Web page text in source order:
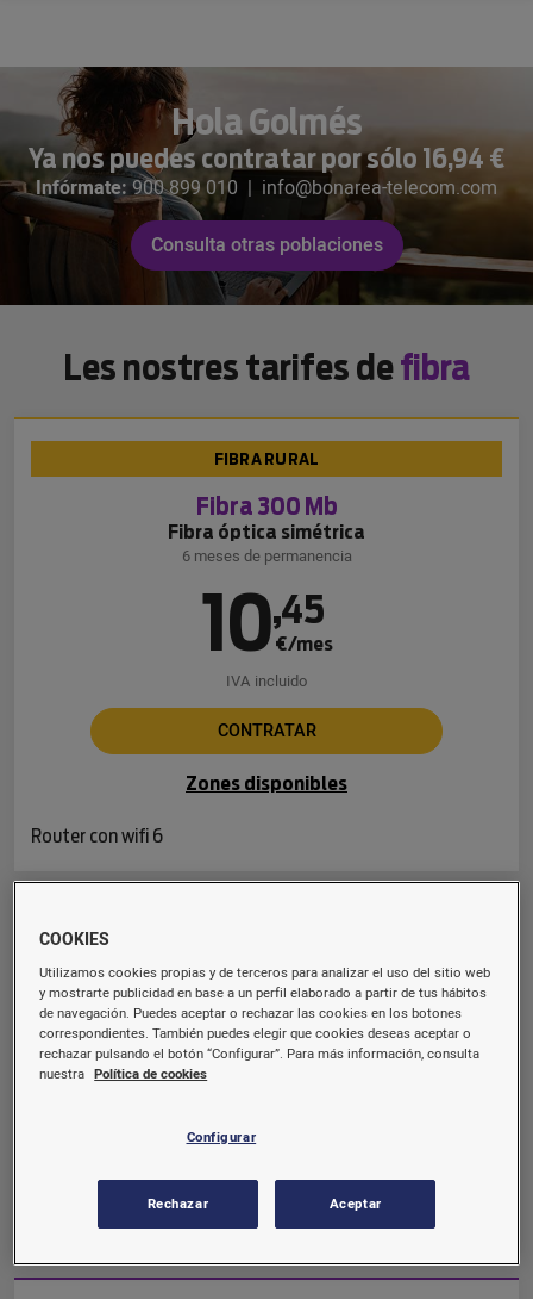
Hola Golmés
Ya nos puedes contratar por sólo 16,94 €
Infórmate:900 899 010 | info@bonarea-telecom.com
Consulta otras poblaciones
Les nostres tarifes defibra
FIBRA RURAL
Fibra 300 Mb
Fibra óptica simétrica
6 meses de permanencia
10,45
€/mes
IVA incluido
CONTRATAR
Zones disponibles
Router con wifi 6
6 meses de permanencia
16,94
Router con wifi 6
COOKIES
Utilizamos cookies propias y de terceros para analizar el uso del sitio web
y mostrarte publicidad en base a un perfil elaborado a partir de tus hábitos
de navegación. Puedes aceptar o rechazar las cookies en los botones
correspondientes. También puedes elegir que cookies deseas aceptar o
rechazar pulsando el botón “Configurar”. Para más información, consulta
nuestra Política de cookies
Configurar
Rechazar Aceptar